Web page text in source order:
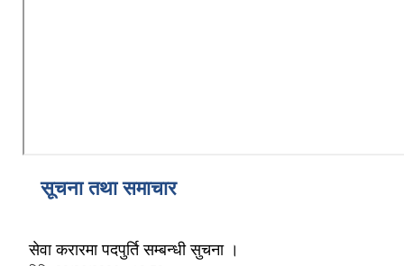
सूचना तथा समाचार
सेवा करारमा पदपुर्ति सम्बन्धी सुचना ।